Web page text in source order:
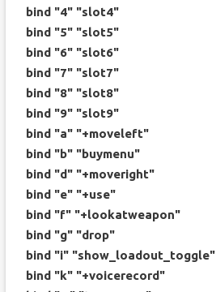
bind "4" "slot4"
bind "5" "slot5"
bind "6" "slot6"
bind "7" "slot7"
bind "8" "slot8"
bind "9" "slot9"
bind "a" "+moveleft"
bind "b" "buymenu"
bind "d" "+moveright"
bind "e" "+use"
bind "f" "+lookatweapon"
bind "g" "drop"
bind "i" "show_loadout_toggle"
bind "k" "+voicerecord"